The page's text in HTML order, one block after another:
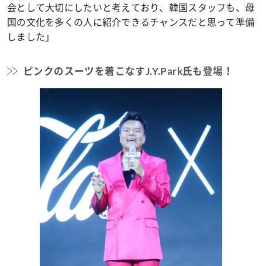
会として大切にしたいと考えており、韓国スタッフも、母
国の文化を多くの人に紹介できるチャンスだと思って準備
しました」
ピンクのスーツを着こなすJ.Y.Park氏も登場！